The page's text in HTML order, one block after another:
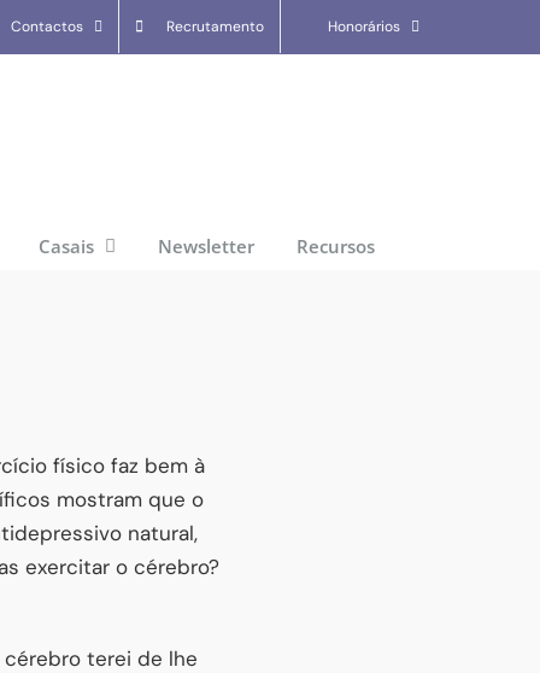
Contactos Recrutamento Honorários
Casais Newsletter Recursos
físico faz bem à
mostram que o
natural,
exercitar o cérebro?
terei de lhe